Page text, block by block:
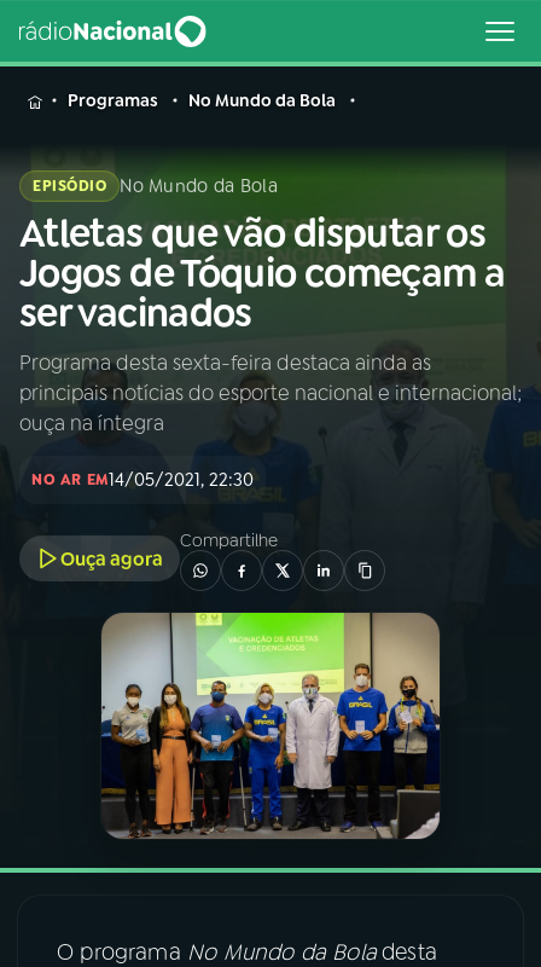
MENU
Buscar
na
Rádio
Nacional
Buscar
AO VIVO
INÍCIO
PROGRAMAS
PODCASTS
VIDEOCASTS
Programas No Mundo da Bola
EPISÓDIO No Mundo da Bola
Atletas que vão disputar os
Jogos de Tóquio começam a
ser vacinados
Programa desta sexta-feira destaca ainda as
principais notícias do esporte nacional e internacional;
ouça na íntegra
NO AR EM14/05/2021, 22:30
Ouça agora
Compartilhe
O programa No Mundo da Boladesta